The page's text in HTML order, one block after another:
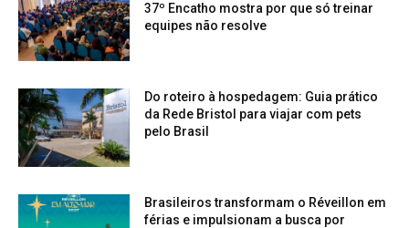
37º Encatho mostra por que só treinar
equipes não resolve
Do roteiro à hospedagem: Guia prático
da Rede Bristol para viajar com pets
pelo Brasil
Brasileiros transformam o Réveillon em
férias e impulsionam a busca por